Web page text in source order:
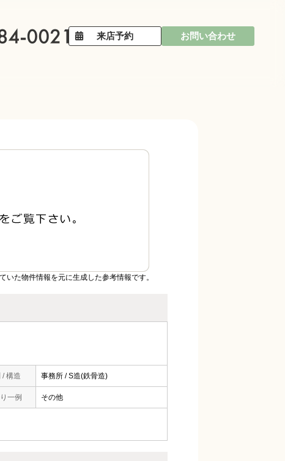
来店予約 お問い合わせ
た物件情報を元に生成した参考情報です。
/ 構造 事務所 / S造(鉄骨造)
一例 その他